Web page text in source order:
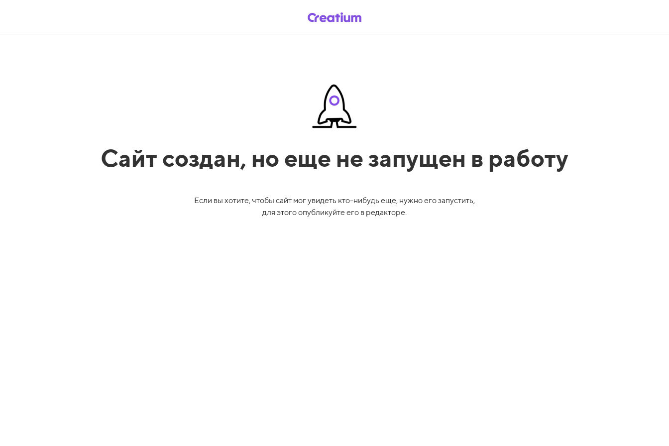
Сайт создан, но еще не запущен в работу
Если вы хотите, чтобы сайт мог увидеть кто-нибудь еще, нужно его запустить,
для этого опубликуйте его в редакторе.